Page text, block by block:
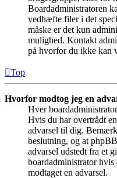
Boardadministratoren
vedhæfte filer i det
måske er det kun
mulighed. Kontakt
på hvorfor du ikke kan
Top
Hvorfor modtog jeg en
Hver
Hvis du har overtrådt
advarsel til dig.
beslutning, og at
advarsel udstedt fra et
boardadministrator
modtaget en advarsel.